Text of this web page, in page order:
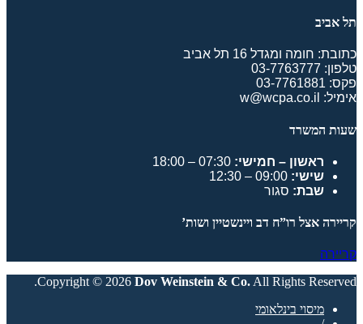
תל אביב
כתובת: חומה ומגדל 16 תל אביב
טלפון: 03-7763777
פקס: 03-7761881
אימיל: w@wcpa.co.il
שעות המשרד
ראשון – חמישי: 07:30 – 18:00
שישי: 09:00 – 12:30
שבת: סגור
קריירה אצל רו”ח דב ויינשטיין ושות’
קריירה
Copyright © 2026 Dov Weinstein & Co.All Rights Reserved.
מיסוי בינלאומי